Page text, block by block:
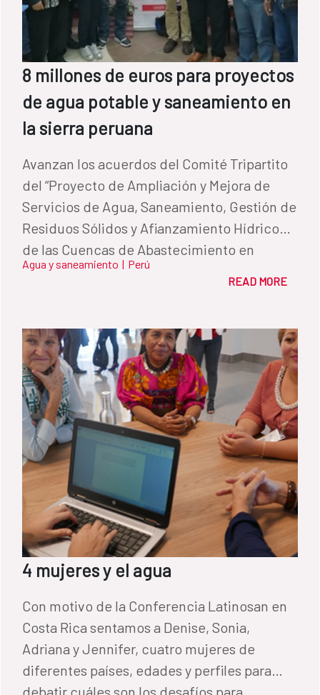
8 millones de euros para proyectos
de agua potable y saneamiento en
la sierra peruana
Avanzan los acuerdos del Comité Tripartito
del “Proyecto de Ampliación y Mejora de
Servicios de Agua, Saneamiento, Gestión de
Residuos Sólidos y Afianzamiento Hídrico
de las Cuencas de Abastecimiento en
Comunidades Rurales y Distritos AMSAT”,
y Saneamiento (FCAS).
Agua y saneamiento | Perú
READ MORE
4 mujeres y el agua
Con motivo de la Conferencia Latinosan en
Costa Rica sentamos a Denise, Sonia,
Adriana y Jennifer, cuatro mujeres de
diferentes países, edades y perfiles para
debatir cuáles son los desafíos para